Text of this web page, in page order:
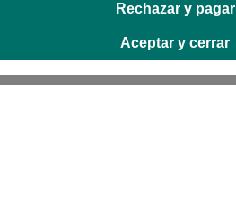
Rechazar y pagar
Aceptar y cerrar